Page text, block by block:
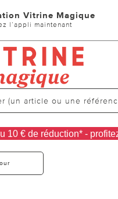
Vitrine Magique
l’appli maintenant
10 € de réduction* -